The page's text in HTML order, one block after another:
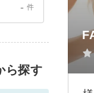
- 件
ら探す